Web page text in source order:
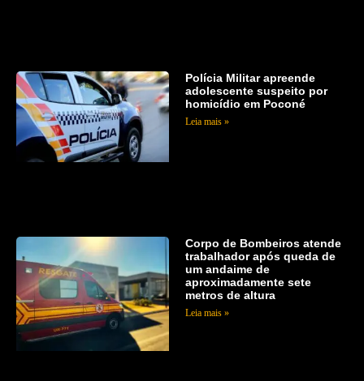
Polícia Militar apreende
adolescente suspeito por
homicídio em Poconé
Leia mais »
Corpo de Bombeiros atende
trabalhador após queda de
um andaime de
aproximadamente sete
metros de altura
Leia mais »